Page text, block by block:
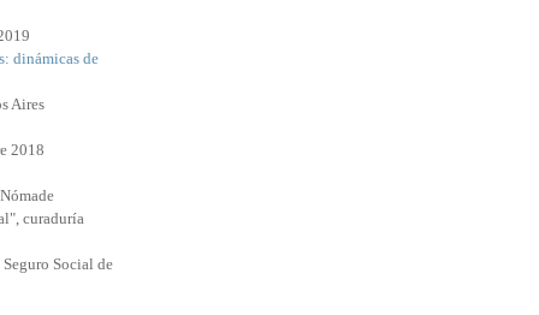
dinámicas de
Aires
2018
curaduría
Social de